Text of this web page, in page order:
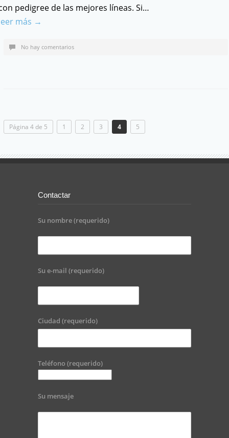
pedigree de las mejores líneas. Si…
más →
No hay comentarios
Página 4 de 5 1 2 3 4 5
Contactar
Su nombre (requerido)
Su e-mail (requerido)
Ciudad (requerido)
Teléfono (requerido)
Su mensaje